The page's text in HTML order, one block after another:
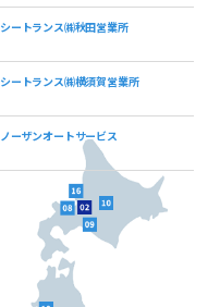
シートランス㈱秋田営業所
シートランス㈱横須賀営業所
ノーザンオートサービス